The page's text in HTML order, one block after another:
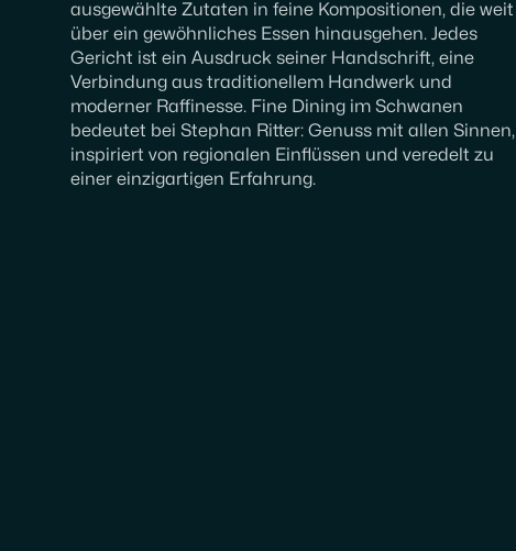
ausgewählte Zutaten in feine Kompositionen, die weit
über ein gewöhnliches Essen hinausgehen. Jedes
Gericht ist ein Ausdruck seiner Handschrift, eine
Verbindung aus traditionellem Handwerk und
moderner Raffinesse. Fine Dining im Schwanen
bedeutet bei Stephan Ritter: Genuss mit allen Sinnen,
inspiriert von regionalen Einflüssen und veredelt zu
einer einzigartigen Erfahrung.